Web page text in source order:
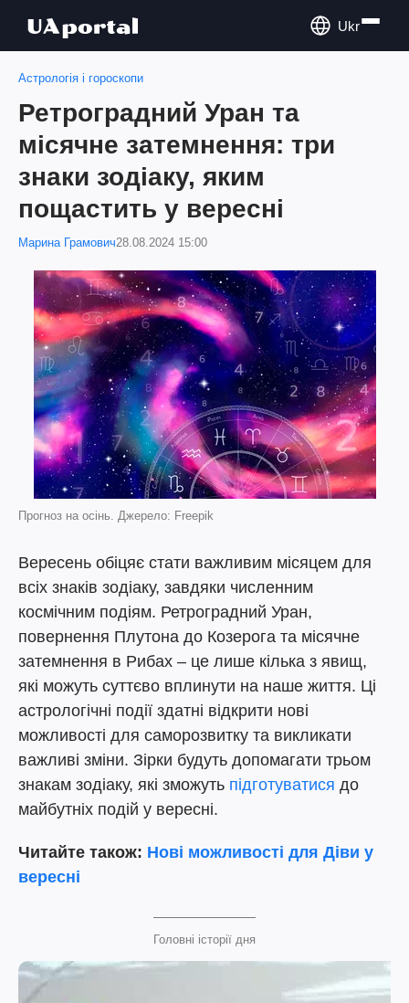
Ukr
Астрологія і гороскопи
Ретроградний Уран та
місячне затемнення: три
знаки зодіаку, яким
пощастить у вересні
Марина Грамович28.08.2024 15:00
Прогноз на осінь. Джерело: Freepik
Вересень обіцяє стати важливим місяцем для
всіх знаків зодіаку, завдяки численним
космічним подіям. Ретроградний Уран,
повернення Плутона до Козерога та місячне
затемнення в Рибах – це лише кілька з явищ,
які можуть суттєво вплинути на наше життя. Ці
астрологічні події здатні відкрити нові
можливості для саморозвитку та викликати
важливі зміни. Зірки будуть допомагати трьом
знакам зодіаку, які зможуть підготуватися до
майбутніх подій у вересні.
Читайте також: Нові можливості для Діви у
вересні
Головні історії дня